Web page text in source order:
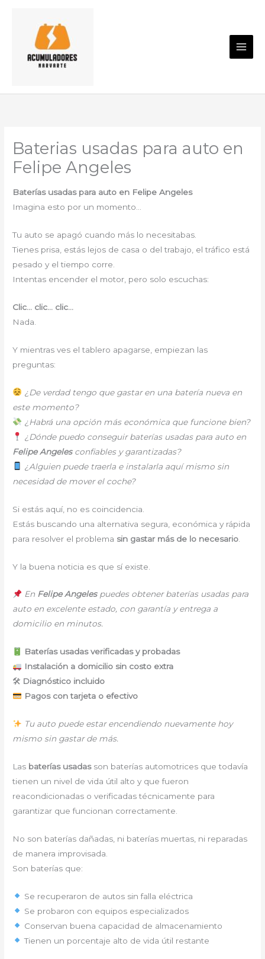
contenido
Baterias usadas para auto en
Felipe Angeles
Baterías usadas para auto en Felipe Angeles
Imagina esto por un momento…
Tu auto se apagó cuando más lo necesitabas.
Tienes prisa, estás lejos de casa o del trabajo, el tráfico está
pesado y el tiempo corre.
Intentas encender el motor, pero solo escuchas:
Clic… clic… clic…
Nada.
Y mientras ves el tablero apagarse, empiezan las
preguntas:
¿De verdad tengo que gastar en una batería nueva en
este momento?
¿Habrá una opción más económica que funcione bien?
¿Dónde puedo conseguir baterías usadas para auto en
Felipe Angelesconfiables y garantizadas?
¿Alguien puede traerla e instalarla aquí mismo sin
necesidad de mover el coche?
Si estás aquí, no es coincidencia.
Estás buscando una alternativa segura, económica y rápida
para resolver el problema sin gastar más de lo necesario
Y la buena noticia es que sí existe.
En Felipe Angelespuedes obtener baterías usadas para
auto en excelente estado, con garantía y entrega a
domicilio en minutos.
Baterías usadas verificadas y probadas
Instalación a domicilio sin costo extra
🛠 Diagnóstico incluido
Pagos con tarjeta o efectivo
Tu auto puede estar encendiendo nuevamente hoy
mismo sin gastar de más.
Las baterías usadasson baterías automotrices que todavía
tienen un nivel de vida útil alto y que fueron
reacondicionadas o verificadas técnicamente para
garantizar que funcionan correctamente.
No son baterías dañadas, ni baterías muertas, ni reparadas
de manera improvisada.
Son baterías que:
Se recuperaron de autos sin falla eléctrica
Se probaron con equipos especializados
Conservan buena capacidad de almacenamiento
Tienen un porcentaje alto de vida útil restante